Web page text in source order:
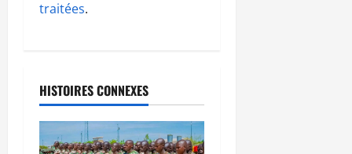
traitées.
HISTOIRES CONNEXES